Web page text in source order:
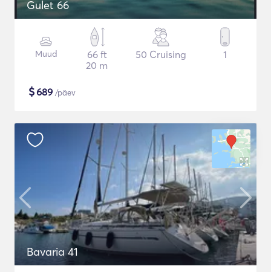
Gulet 66
Muud
66 ft
20 m
50 Cruising 1
$689 /päev
Bavaria 41